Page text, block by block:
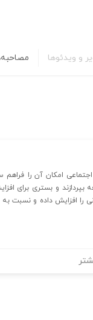
و ویدئوها
امکان آن را
و بستری برای
افزایش داده و نسبت به